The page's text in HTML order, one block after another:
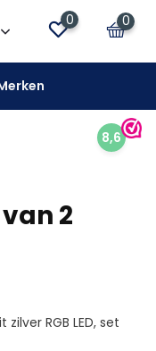
0 0
8,6
2
RGB LED, set